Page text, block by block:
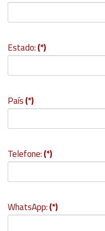
Estado:(*)
País(*)
Telefone:(*)
WhatsApp:(*)